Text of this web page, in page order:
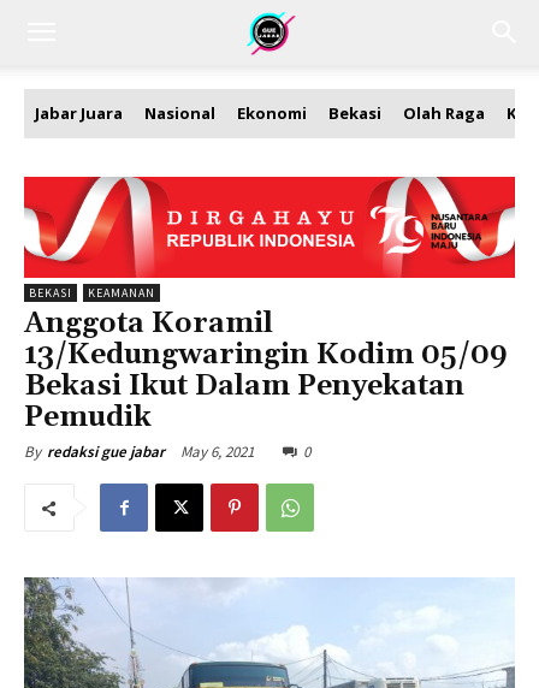
Jabar Juara Nasional Ekonomi Bekasi Olah Raga
BEKASI KEAMANAN
Anggota Koramil
13/Kedungwaringin Kodim 05/09
Bekasi Ikut Dalam Penyekatan
Pemudik
By redaksi gue jabar May 6, 2021 0